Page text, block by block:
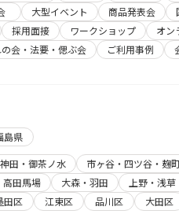
大型イベント 商品発表会
採用面接 ワークショップ オン
会・法要・偲ぶ会 ご利用事例
島県
田・御茶ノ水 市ヶ谷・四ツ谷・麹
高田馬場 大森・羽田 上野・浅
田区 江東区 品川区 大田区